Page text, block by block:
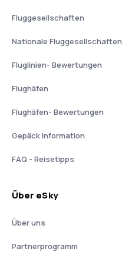
Fluggesellschaften
Nationale Fluggesellschaften
Fluglinien- Bewertungen
Flughäfen
Flughäfen- Bewertungen
Gepäck Information
FAQ - Reisetipps
Über eSky
Über uns
Partnerprogramm